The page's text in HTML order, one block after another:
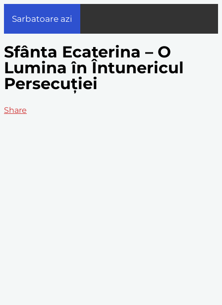
Sarbatoare azi
Sfânta Ecaterina – O
Lumina în Întunericul
Persecuției
Share